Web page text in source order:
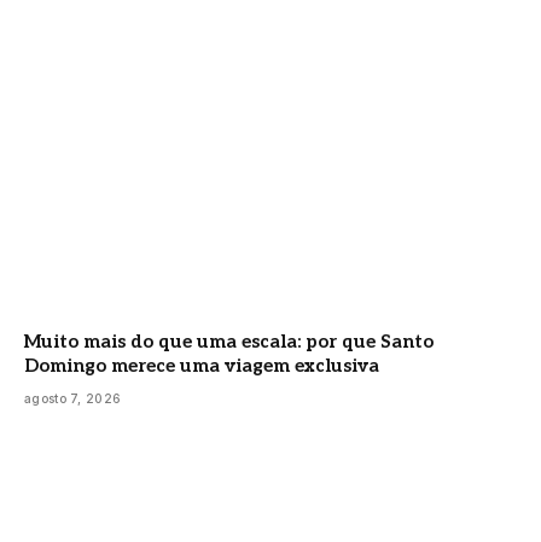
Muito mais do que uma escala: por que Santo
Domingo merece uma viagem exclusiva
agosto 7, 2026